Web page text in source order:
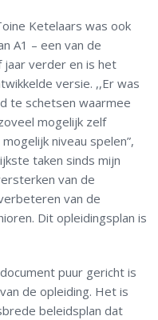
Ketelaars was ook
A1 – een van de
jaar verder en is het
versie. ,,Er was
te schetsen waarmee
mogelijk zelf
niveau spelen”,
taken sinds mijn
van de
van de
Dit opleidingsplan is
puur gericht is
de opleiding. Het is
beleidsplan dat